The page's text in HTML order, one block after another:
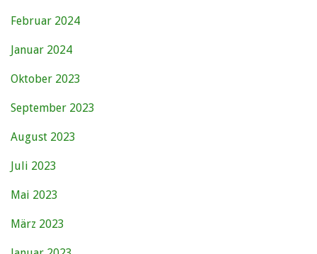
Februar 2024
Januar 2024
Oktober 2023
September 2023
August 2023
Juli 2023
Mai 2023
März 2023